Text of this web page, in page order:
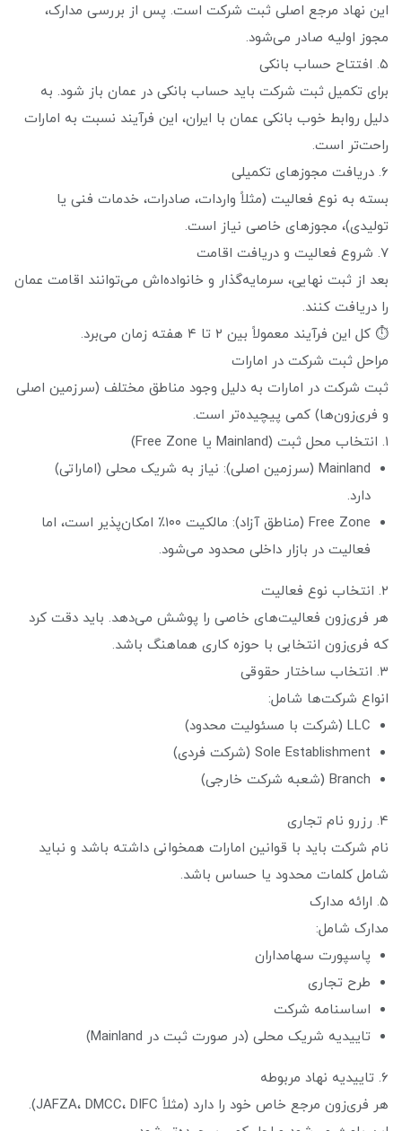
این نهاد مرجع اصلی ثبت شرکت است. پس از بررسی مدارک،
مجوز اولیه صادر می‌شود.
۵. افتتاح حساب بانکی
برای تکمیل ثبت شرکت باید حساب بانکی در عمان باز شود. به
دلیل روابط خوب بانکی عمان با ایران، این فرآیند نسبت به امارات
راحت‌تر است.
۶. دریافت مجوزهای تکمیلی
بسته به نوع فعالیت (مثلاً واردات، صادرات، خدمات فنی یا
تولیدی)، مجوزهای خاصی نیاز است.
۷. شروع فعالیت و دریافت اقامت
بعد از ثبت نهایی، سرمایه‌گذار و خانواده‌اش می‌توانند اقامت عمان
را دریافت کنند.
⏱ کل این فرآیند معمولاً بین ۲ تا ۴ هفته زمان می‌برد.
مراحل ثبت شرکت در امارات
ثبت شرکت در امارات به دلیل وجود مناطق مختلف (سرزمین اصلی
و فری‌زون‌ها) کمی پیچیده‌تر است.
۱. انتخاب محل ثبت (Mainland یا Free Zone)
Mainland (سرزمین اصلی): نیاز به شریک محلی (اماراتی)
دارد.
Free Zone (مناطق آزاد): مالکیت ۱۰۰٪ امکان‌پذیر است، اما
فعالیت در بازار داخلی محدود می‌شود.
۲. انتخاب نوع فعالیت
هر فری‌زون فعالیت‌های خاصی را پوشش می‌دهد. باید دقت کرد
که فری‌زون انتخابی با حوزه کاری هماهنگ باشد.
۳. انتخاب ساختار حقوقی
انواع شرکت‌ها شامل:
LLC (شرکت با مسئولیت محدود)
Sole Establishment (شرکت فردی)
Branch (شعبه شرکت خارجی)
۴. رزرو نام تجاری
نام شرکت باید با قوانین امارات همخوانی داشته باشد و نباید
شامل کلمات محدود یا حساس باشد.
۵. ارائه مدارک
مدارک شامل:
پاسپورت سهامداران
طرح تجاری
اساسنامه شرکت
تاییدیه شریک محلی (در صورت ثبت در Mainland)
۶. تاییدیه نهاد مربوطه
هر فری‌زون مرجع خاص خود را دارد (مثلاً JAFZA، DMCC، DIFC).